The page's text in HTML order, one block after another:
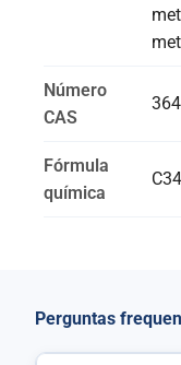
Número
CAS
Fórmula
química
Perguntas